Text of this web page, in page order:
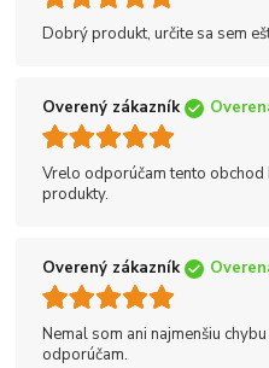
Dobrý produkt, určite sa sem
Overený zákazník
Vrelo odporúčam tento obchod
produkty.
Overený zákazník
Nemal som ani najmenšiu
odporúčam.